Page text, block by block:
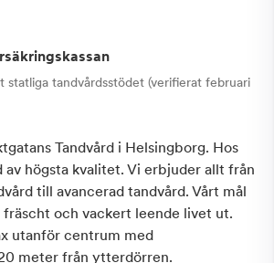
statliga tandvårdsstödet (verifierat februari
Tandvård i Helsingborg. Hos
av högsta kvalitet. Vi erbjuder allt från
till avancerad tandvård. Vårt mål
fräscht och vackert leende livet ut.
utanför centrum med
meter från ytterdörren.